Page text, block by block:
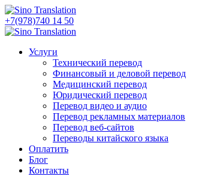
+7(978)740 14 50
Услуги
Технический перевод
Финансовый и деловой перевод
Медицинский перевод
Юридический перевод
Перевод видео и аудио
Перевод рекламных материалов
Перевод веб-сайтов
Переводы китайского языка
Оплатить
Блог
Контакты